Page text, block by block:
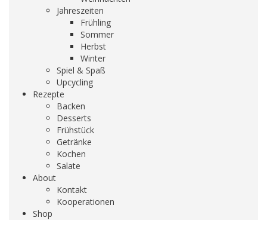
Jahreszeiten
Frühling
Sommer
Herbst
Winter
Spiel & Spaß
Upcycling
Rezepte
Backen
Desserts
Frühstück
Getränke
Kochen
Salate
About
Kontakt
Kooperationen
Shop